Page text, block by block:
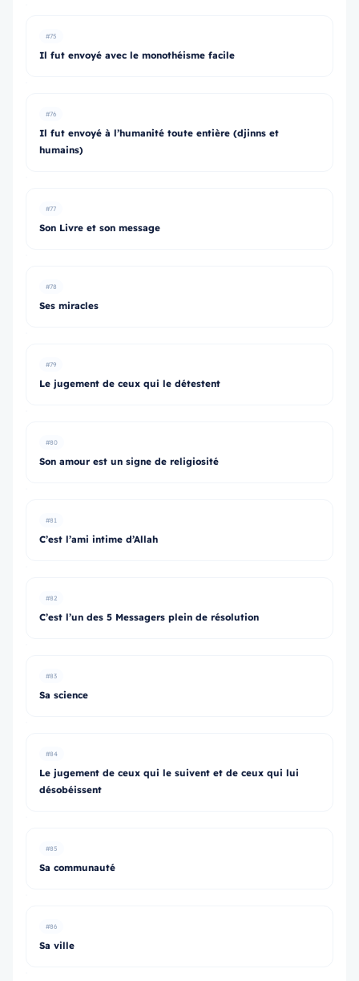
#75
Il fut envoyé avec le monothéisme facile
#76
Il fut envoyé à l’humanité toute entière (djinns et
humains)
#77
Son Livre et son message
#78
Ses miracles
#79
Le jugement de ceux qui le détestent
#80
Son amour est un signe de religiosité
#81
C’est l’ami intime d’Allah
#82
C’est l’un des 5 Messagers plein de résolution
#83
Sa science
#84
Le jugement de ceux qui le suivent et de ceux qui lui
désobéissent
#85
Sa communauté
#86
Sa ville